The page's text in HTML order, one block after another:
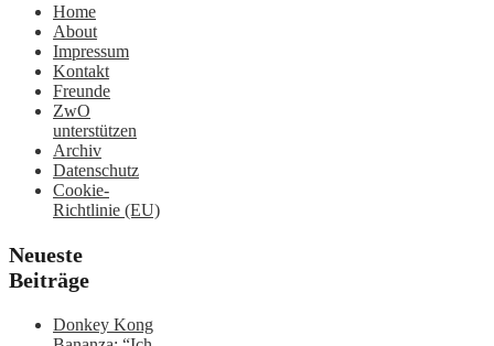
Home
About
Impressum
Kontakt
Freunde
ZwO
unterstützen
Archiv
Datenschutz
Cookie-
Richtlinie (EU)
Neueste
Beiträge
Donkey Kong